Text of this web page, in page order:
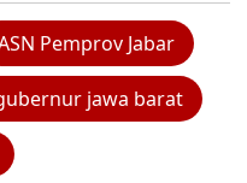
Pemprov Jabar
jawa barat